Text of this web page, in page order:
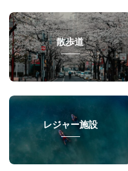
散歩道
レジャー施設